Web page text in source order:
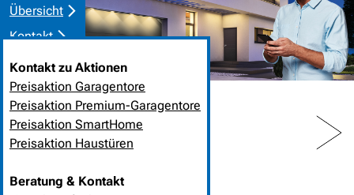
Übersicht
Kontakt
Kontakt zu Aktionen
Preisaktion Garagentore
Preisaktion Premium-Garagentore
Preisaktion SmartHome
Preisaktion Haustüren
Beratung & Kontakt
PREV NEXT